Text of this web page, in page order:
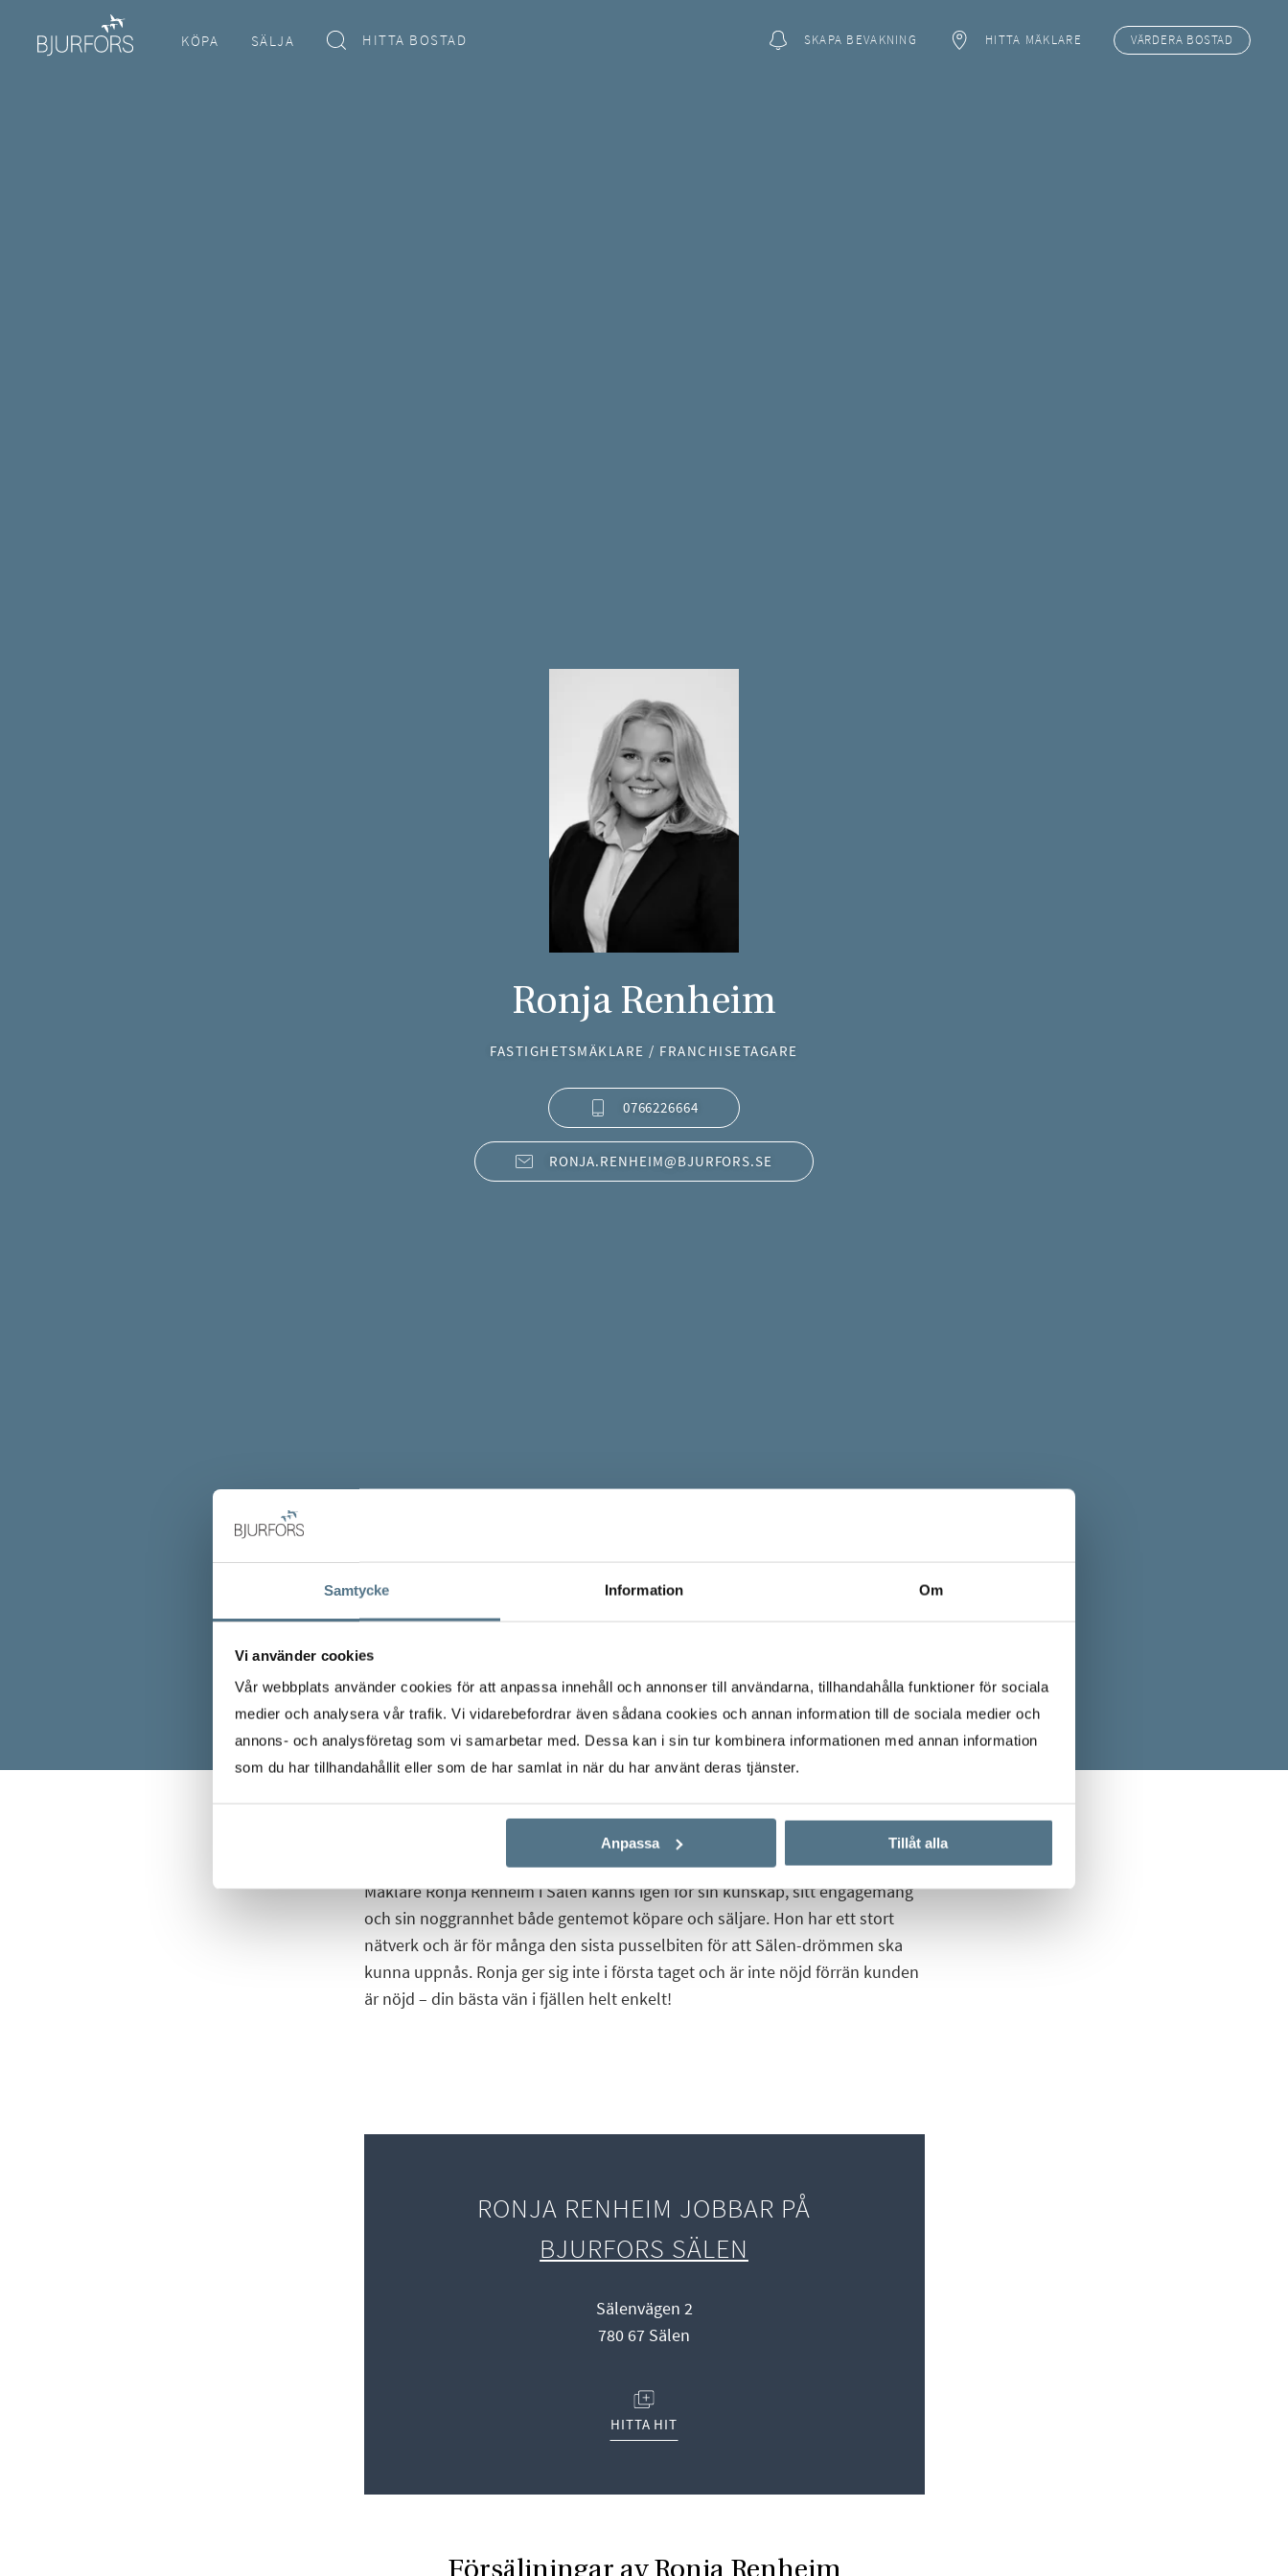
Samtycke Information Om
Vi använder cookies
Vår webbplats använder cookies för att anpassa innehåll och annonser till användarna, tillhandahålla funktioner för sociala
medier och analysera vår trafik. Vi vidarebefordrar även sådana cookies och annan information till de sociala medier och
annons- och analysföretag som vi samarbetar med. Dessa kan i sin tur kombinera informationen med annan information
som du har tillhandahållit eller som de har samlat in när du har använt deras tjänster.
Anpassa Tillåt alla
KÖPA SÄLJA HITTA BOSTAD SKAPA BEVAKNING HITTA MÄKLARE VÄRDERA BOSTAD
Ronja Renheim
FASTIGHETSMÄKLARE / FRANCHISETAGARE
0766226664
RONJA.RENHEIM@BJURFORS.SE
Start Våra mäklare Ronja Renheim
Mäklare Ronja Renheim i Sälen känns igen för sin kunskap, sitt engagemang
och sin noggrannhet både gentemot köpare och säljare. Hon har ett stort
nätverk och är för många den sista pusselbiten för att Sälen-drömmen ska
kunna uppnås. Ronja ger sig inte i första taget och är inte nöjd förrän kunden
är nöjd – din bästa vän i fjällen helt enkelt!
RONJA RENHEIM JOBBAR PÅ
BJURFORS SÄLEN
Sälenvägen 2
780 67 Sälen
HITTA HIT
(ÖPPNAS I NYTT FÖNSTER)
Försäljningar av Ronja Renheim